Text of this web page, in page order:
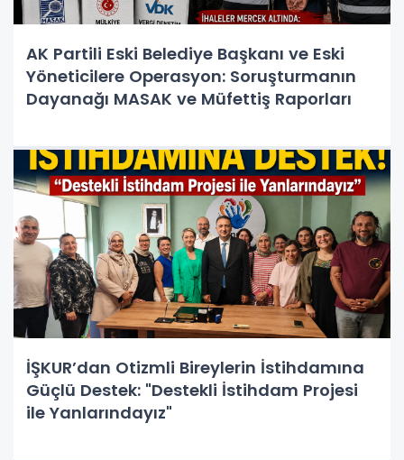
AK Partili Eski Belediye Başkanı ve Eski
Yöneticilere Operasyon: Soruşturmanın
Dayanağı MASAK ve Müfettiş Raporları
İŞKUR’dan Otizmli Bireylerin İstihdamına
Güçlü Destek: "Destekli İstihdam Projesi
ile Yanlarındayız"